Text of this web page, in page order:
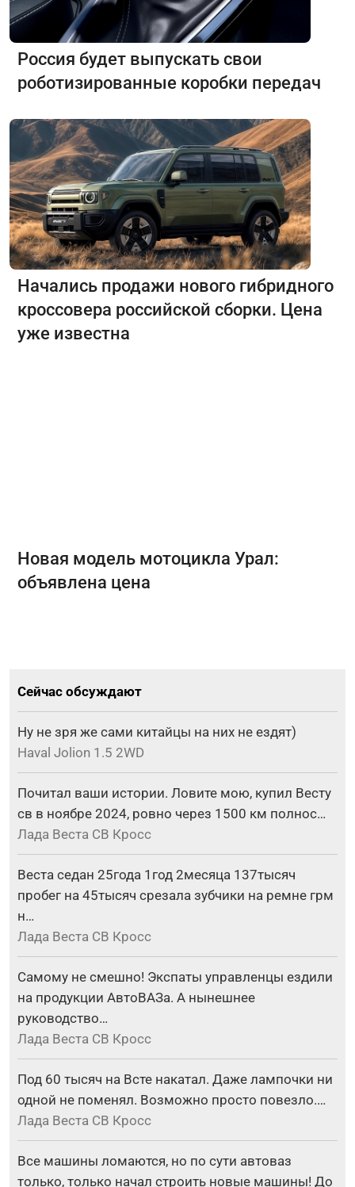
Россия будет выпускать свои
роботизированные коробки передач
Начались продажи нового гибридного
кроссовера российской сборки. Цена
уже известна
Новая модель мотоцикла Урал:
объявлена цена
Сейчас обсуждают
Ну не зря же сами китайцы на них не ездят)
Haval Jolion 1.5 2WD
Почитал ваши истории. Ловите мою, купил Весту
св в ноябре 2024, ровно через 1500 км полнос…
Лада Веста СВ Кросс
Веста седан 25года 1год 2месяца 137тысяч
пробег на 45тысяч срезала зубчики на ремне грм
н…
Лада Веста СВ Кросс
Самому не смешно! Экспаты управленцы ездили
на продукции АвтоВАЗа. А нынешнее
руководство…
Лада Веста СВ Кросс
Под 60 тысяч на Всте накатал. Даже лампочки ни
одной не поменял. Возможно просто повезло.…
Лада Веста СВ Кросс
Все машины ломаются, но по сути автоваз
только, только начал строить новые машины! До